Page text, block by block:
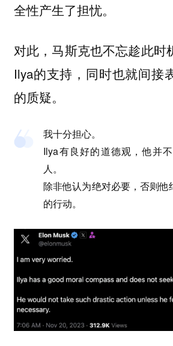
全性产生了担忧。
对此，马斯克也不忘趁此时
Ilya的支持，同时也就间接
的质疑。
我十分担心。
Ilya有良好的道德观，他并
人。
除非他认为绝对必要，否则他
的行动。